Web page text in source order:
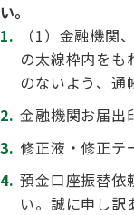
い。
（1）金融機関
の太線枠内をも
のないよう、通
金融機関お届出
修正液・修正テ
預金口座振替依
い。誠に申し訳